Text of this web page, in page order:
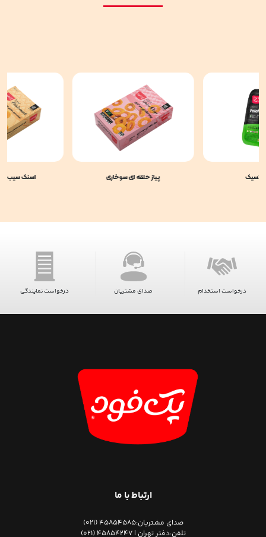
پیاز حلقه ای سوخاری اسنک سیب
درخواست استخدام صدای مشتریان درخواست نمایندگی
ارتباط با ما
صدای مشتریان:45854585 (021)
تلفن:دفتر تهران | 45854247 (021)